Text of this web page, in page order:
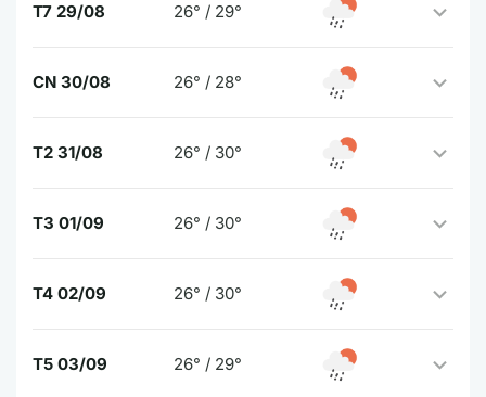
T7 29/08 26° / 29°
CN 30/08 26° / 28°
T2 31/08 26° / 30°
T3 01/09 26° / 30°
T4 02/09 26° / 30°
T5 03/09 26° / 29°